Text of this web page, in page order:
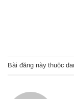
Bài đăng này thuộc